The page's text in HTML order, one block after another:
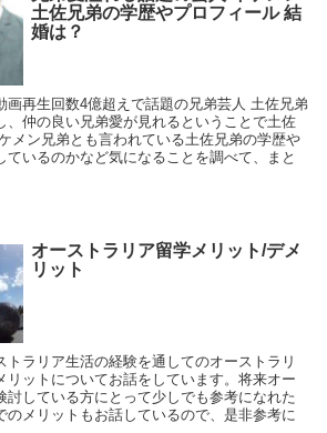
土佐兄弟の学歴やプロフィール 結
婚は？
画再生回数4億超えで話題の兄弟芸人 土佐兄弟
、仲の良い兄弟愛が見れるということで土佐
メン兄弟とも言われている土佐兄弟の学歴や
ているのかなど気になることを調べて、まと
オーストラリア留学メリット/デメ
リット
トラリア生活の経験を通してのオーストラリ
リットについてお話をしています。将来オー
討している方にとって少しでも参考になれた
のメリットもお話しているので、是非参考に